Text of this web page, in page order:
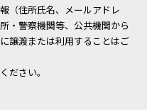
（住所氏名、メールアドレ
・警察機関等、公共機関から
譲渡または利用することはご
ださい。